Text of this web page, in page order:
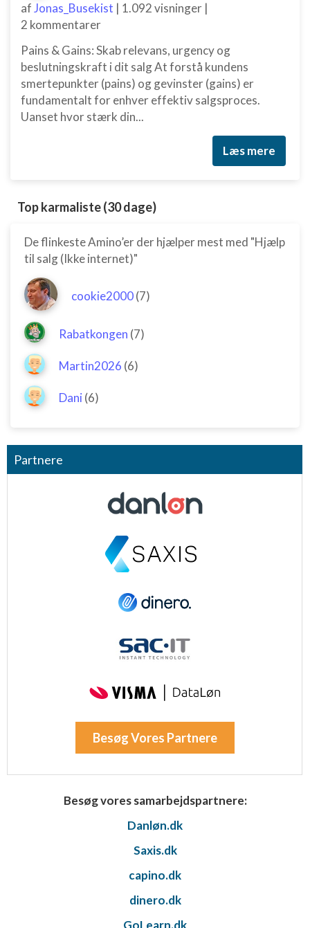
afJonas_Busekist | 1.092 visninger |
2 kommentarer
Pains & Gains: Skab relevans, urgency og
beslutningskraft i dit salg At forstå kundens
smertepunkter (pains) og gevinster (gains) er
fundamentalt for enhver effektiv salgsproces.
Uanset hvor stærk din...
Læs mere
Top karmaliste (30 dage)
De flinkeste Amino’er der hjælper mest med "Hjælp
til salg (Ikke internet)"
cookie2000(7)
Rabatkongen (7)
Martin2026 (6)
Dani (6)
Partnere
Besøg Vores Partnere
Besøg vores samarbejdspartnere:
Danløn.dk
Saxis.dk
capino.dk
dinero.dk
GoLearn.dk